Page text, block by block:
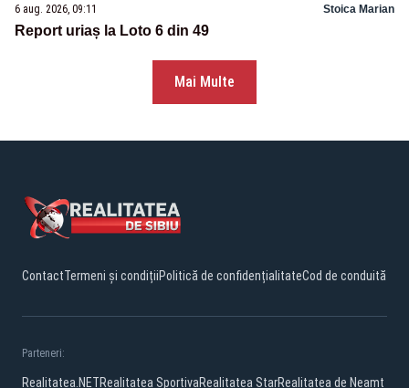
6 aug. 2026, 09:11 Stoica Marian
Report uriaș la Loto 6 din 49
Mai Multe
ContactTermeni și condițiiPolitică de confidențialitateCod de conduită
Parteneri:
Realitatea.NETRealitatea SportivaRealitatea StarRealitatea de Neamt